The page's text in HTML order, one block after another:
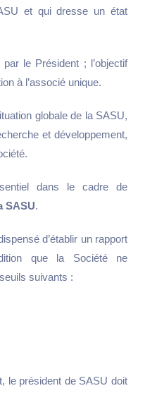
et qui dresse un état
le Président ; l’objectif
à l’associé unique.
globale de la SASU,
et développement,
dans le cadre de
SASU.
d’établir un rapport
que la Société ne
suivants :
le président de SASU doit